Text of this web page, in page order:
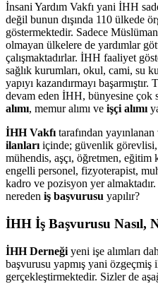
İnsani Yardım Vakfı yani İHH
değil bunun dışında 110 ülkede
göstermektedir. Sadece
olmayan ülkelere de yardımlar
çalışmaktadırlar. İHH faaliyet
sağlık kurumları, okul, cami, su
yapıyı kazandırmayı
devam eden İHH, bünyesine çok
alımı, memur alımı ve işçi alımı
İHH Vakfı tarafından
ilanları içinde; güvenlik görevlisi,
mühendis, aşçı, öğretmen, eğitim
engelli personel, fizyoterapist,
kadro ve pozisyon yer
nereden iş başvurusu yapılır?
İHH İş Başvurusu Nasıl,
İHH Derneği yeni işe alımları
başvurusu yapmış yani özgeçmiş
gerçekleştirmektedir. Sizler de